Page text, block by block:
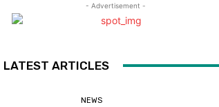
- Advertisement -
LATEST ARTICLES
NEWS